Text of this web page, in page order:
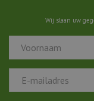
Wij slaan uw